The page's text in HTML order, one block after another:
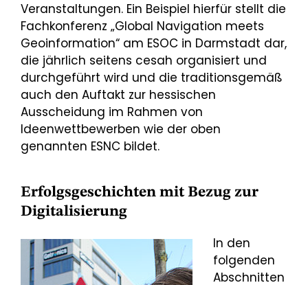
Veranstaltungen. Ein Beispiel hierfür stellt die
Fachkonferenz „Global Navigation meets
Geoinformation“ am ESOC in Darmstadt dar,
die jährlich seitens cesah organisiert und
durchgeführt wird und die traditionsgemäß
auch den Auftakt zur hessischen
Ausscheidung im Rahmen von
Ideenwettbewerben wie der oben
genannten ESNC bildet.
Erfolgsgeschichten mit Bezug zur
Digitalisierung
In den
folgenden
Abschnitten